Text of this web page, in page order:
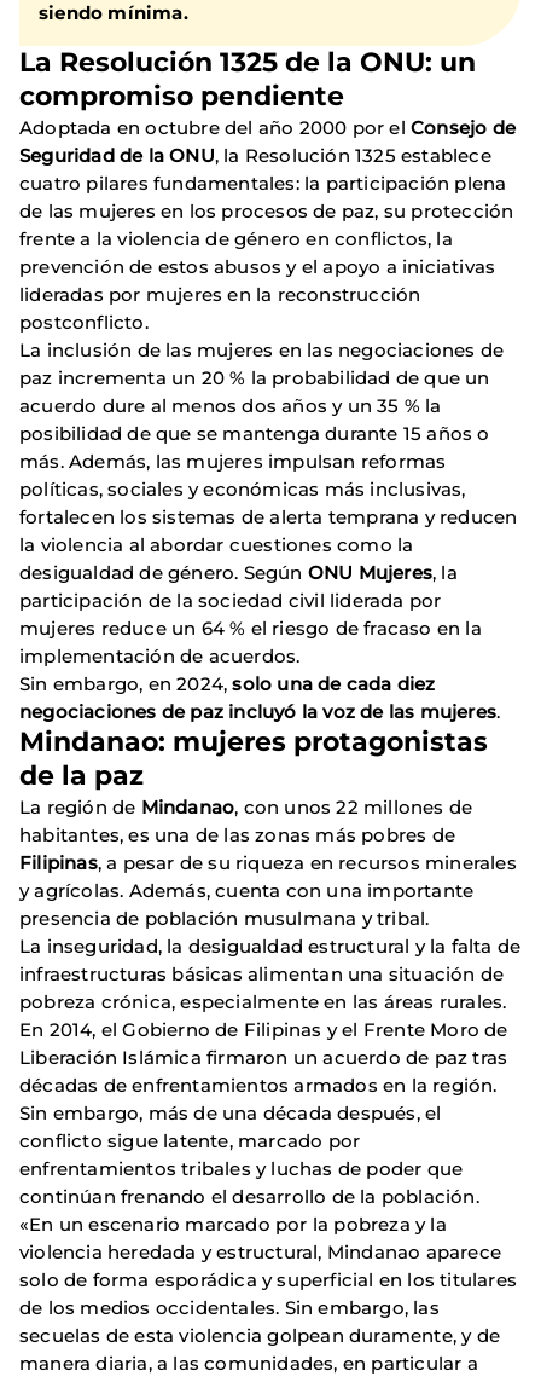
siendo mínima.
La Resolución 1325 de la ONU: un
compromiso pendiente
Adoptada en octubre del año 2000 por el Consejo de
Seguridad de la ONU, la Resolución 1325 establece
cuatro pilares fundamentales: la participación plena
de las mujeres en los procesos de paz, su protección
frente a la violencia de género en conflictos, la
prevención de estos abusos y el apoyo a iniciativas
lideradas por mujeres en la reconstrucción
postconflicto.
La inclusión de las mujeres en las negociaciones de
paz incrementa un 20 % la probabilidad de que un
acuerdo dure al menos dos años y un 35 % la
posibilidad de que se mantenga durante 15 años o
más. Además, las mujeres impulsan reformas
políticas, sociales y económicas más inclusivas,
fortalecen los sistemas de alerta temprana y reducen
la violencia al abordar cuestiones como la
desigualdad de género. Según ONU Mujeres, la
participación de la sociedad civil liderada por
mujeres reduce un 64 % el riesgo de fracaso en la
implementación de acuerdos.
Sin embargo, en 2024,solo una de cada diez
negociaciones de paz incluyó la voz de las mujeres.
Mindanao: mujeres protagonistas
de la paz
La región de Mindanao, con unos 22 millones de
habitantes, es una de las zonas más pobres de
Filipinas, a pesar de su riqueza en recursos minerales
y agrícolas. Además, cuenta con una importante
presencia de población musulmana y tribal.
La inseguridad, la desigualdad estructural y la falta de
infraestructuras básicas alimentan una situación de
pobreza crónica, especialmente en las áreas rurales.
En 2014, el Gobierno de Filipinas y el Frente Moro de
Liberación Islámica firmaron un acuerdo de paz tras
décadas de enfrentamientos armados en la región.
Sin embargo, más de una década después, el
conflicto sigue latente, marcado por
enfrentamientos tribales y luchas de poder que
continúan frenando el desarrollo de la población.
«En un escenario marcado por la pobreza y la
violencia heredada y estructural, Mindanao aparece
solo de forma esporádica y superficial en los titulares
de los medios occidentales. Sin embargo, las
secuelas de esta violencia golpean duramente, y de
manera diaria, a las comunidades, en particular a